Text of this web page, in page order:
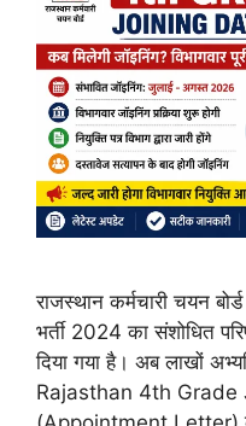
राजस्थान कर्मचारी चयन
भर्ती 2024 का संशोधित
दिया गया है। अब लाखों
Rajasthan 4th Grade